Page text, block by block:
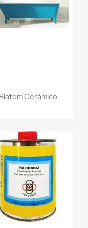
Blatem Cerámico